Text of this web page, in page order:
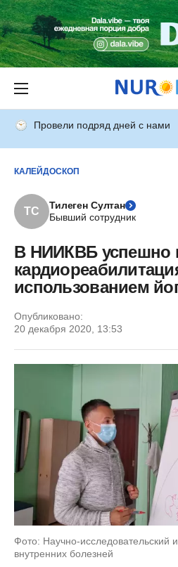
Провели подряд дней с нами
КАЛЕЙДОСКОП
ТС
Тилеген Султан
Бывший сотрудник
В НИИКВБ успешно
использованием
Опубликовано:
20 декабря 2020, 13:53
Фото: Научно-исследовательский
внутренних болезней